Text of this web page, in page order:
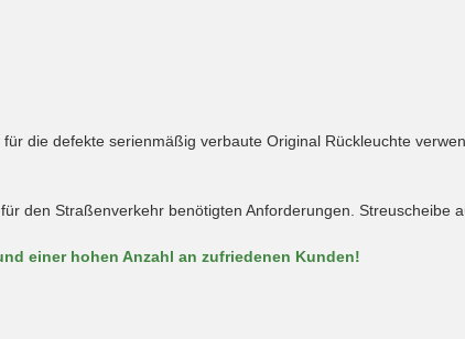
die defekte serienmäßig verbaute Original Rückleuchte
den Straßenverkehr benötigten Anforderungen. Streuscheibe
einer hohen Anzahl an zufriedenen Kunden!